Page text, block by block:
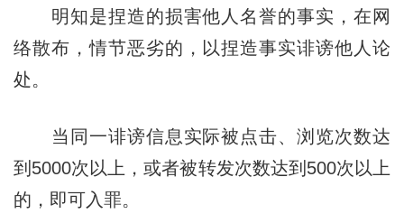
明知是捏造的损害他人名誉的事实，在网
络散布，情节恶劣的，以捏造事实诽谤他人论
处。
当同一诽谤信息实际被点击、浏览次数达
到5000次以上，或者被转发次数达到500次以上
的，即可入罪。